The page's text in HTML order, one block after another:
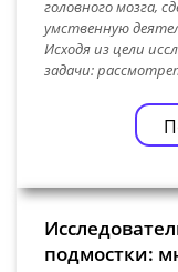
головного мозга,
умственную
Исходя из цели
задачи:
подмостки: